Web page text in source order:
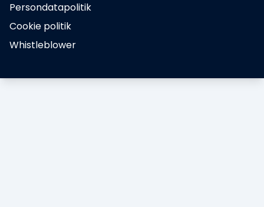
Persondatapolitik
Cookie politik
Whistleblower